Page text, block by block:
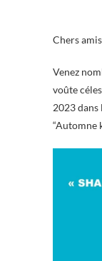
Chers
Venez
voûte
2023 dans
“Automne